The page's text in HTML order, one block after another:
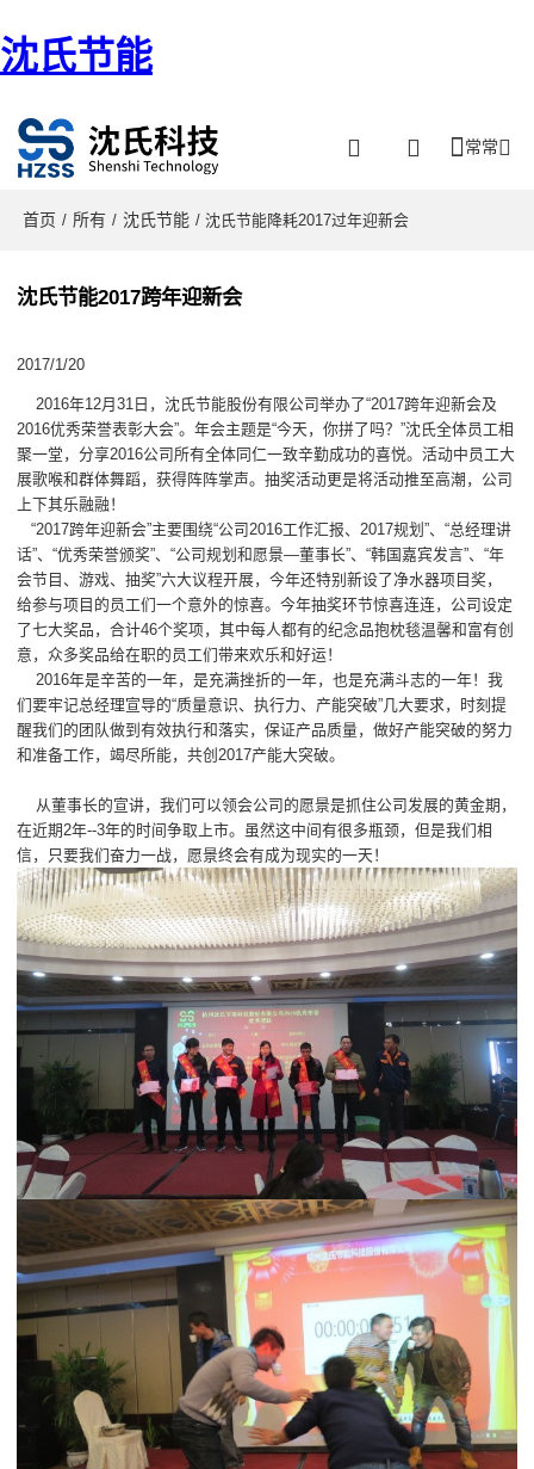
沈氏节能
常常
首页 / 所有 / 沈氏节能 / 沈氏节能降耗2017过年迎新会
沈氏节能2017跨年迎新会
2017/1/20
2016年12月31日，沈氏节能股份有限公司举办了“2017跨年迎新会及
2016优秀荣誉表彰大会”。年会主题是“今天，你拼了吗？”沈氏全体员工相
聚一堂，分享2016公司所有全体同仁一致辛勤成功的喜悦。活动中员工大
展歌喉和群体舞蹈，获得阵阵掌声。抽奖活动更是将活动推至高潮，公司
上下其乐融融！
“2017跨年迎新会”主要围绕“公司2016工作汇报、2017规划”、“总经理讲
话”、“优秀荣誉颁奖”、“公司规划和愿景—董事长”、“韩国嘉宾发言”、“年
会节目、游戏、抽奖”六大议程开展，今年还特别新设了净水器项目奖，
给参与项目的员工们一个意外的惊喜。今年抽奖环节惊喜连连，公司设定
了七大奖品，合计46个奖项，其中每人都有的纪念品抱枕毯温馨和富有创
意，众多奖品给在职的员工们带来欢乐和好运！
2016年是辛苦的一年，是充满挫折的一年，也是充满斗志的一年！我
们要牢记总经理宣导的“质量意识、执行力、产能突破”几大要求，时刻提
醒我们的团队做到有效执行和落实，保证产品质量，做好产能突破的努力
和准备工作，竭尽所能，共创2017产能大突破。
从董事长的宣讲，我们可以领会公司的愿景是抓住公司发展的黄金期，
在近期2年--3年的时间争取上市。虽然这中间有很多瓶颈，但是我们相
信，只要我们奋力一战，愿景终会有成为现实的一天！